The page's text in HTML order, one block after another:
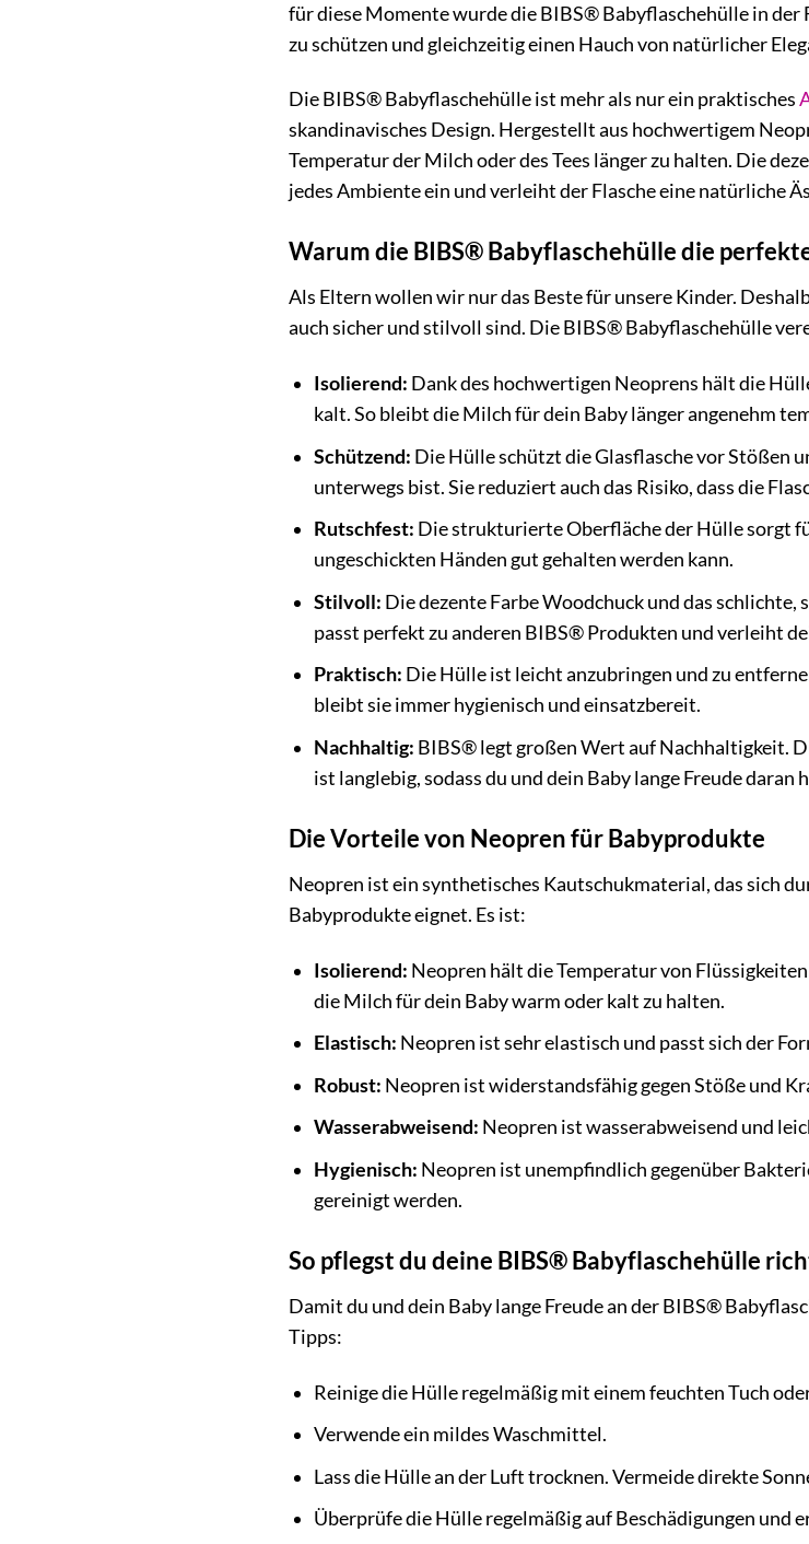
für diese Momente wurde die BIBS® Babyflaschehülle in der
zu schützen und gleichzeitig einen Hauch von natürlicher
Die BIBS® Babyflaschehülle ist mehr als nur ein praktisches
skandinavisches Design. Hergestellt aus hochwertigem
Temperatur der Milch oder des Tees länger zu halten. Die
jedes Ambiente ein und verleiht der Flasche eine natürliche
Warum die BIBS® Babyflaschehülle die
Als Eltern wollen wir nur das Beste für unsere Kinder.
auch sicher und stilvoll sind. Die BIBS® Babyflaschehülle
Isolierend: Dank des hochwertigen Neoprens hält die
kalt. So bleibt die Milch für dein Baby länger angenehm
Schützend: Die Hülle schützt die Glasflasche vor Stößen
unterwegs bist. Sie reduziert auch das Risiko, dass die
Rutschfest: Die strukturierte Oberfläche der Hülle sorgt
ungeschickten Händen gut gehalten werden kann.
Stilvoll: Die dezente Farbe Woodchuck und das schlichte,
passt perfekt zu anderen BIBS® Produkten und verleiht
Praktisch: Die Hülle ist leicht anzubringen und zu
bleibt sie immer hygienisch und einsatzbereit.
Nachhaltig: BIBS® legt großen Wert auf Nachhaltigkeit.
ist langlebig, sodass du und dein Baby lange Freude daran
Die Vorteile von Neopren für Babyprodukte
Neopren ist ein synthetisches Kautschukmaterial, das sich
Babyprodukte eignet. Es ist:
Isolierend: Neopren hält die Temperatur von
die Milch für dein Baby warm oder kalt zu halten.
Elastisch: Neopren ist sehr elastisch und passt sich der
Robust: Neopren ist widerstandsfähig gegen Stöße und
Wasserabweisend: Neopren ist wasserabweisend und
Hygienisch: Neopren ist unempfindlich gegenüber
gereinigt werden.
So pflegst du deine BIBS® Babyflaschehülle
Damit du und dein Baby lange Freude an der BIBS®
Tipps:
Reinige die Hülle regelmäßig mit einem feuchten Tuch
Verwende ein mildes Waschmittel.
Lass die Hülle an der Luft trocknen. Vermeide direkte
Überprüfe die Hülle regelmäßig auf Beschädigungen und